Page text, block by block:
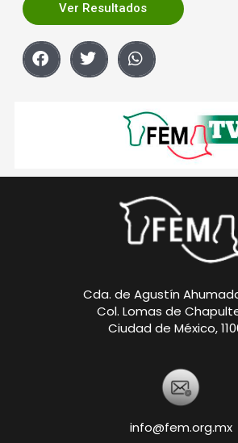
Ver Resultados
Cda. de Agustín
Col. Lomas de
Ciudad de México,
info@fem.org.mx